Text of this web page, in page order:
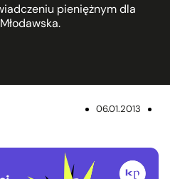
pieniężnym dla
06.01.2013